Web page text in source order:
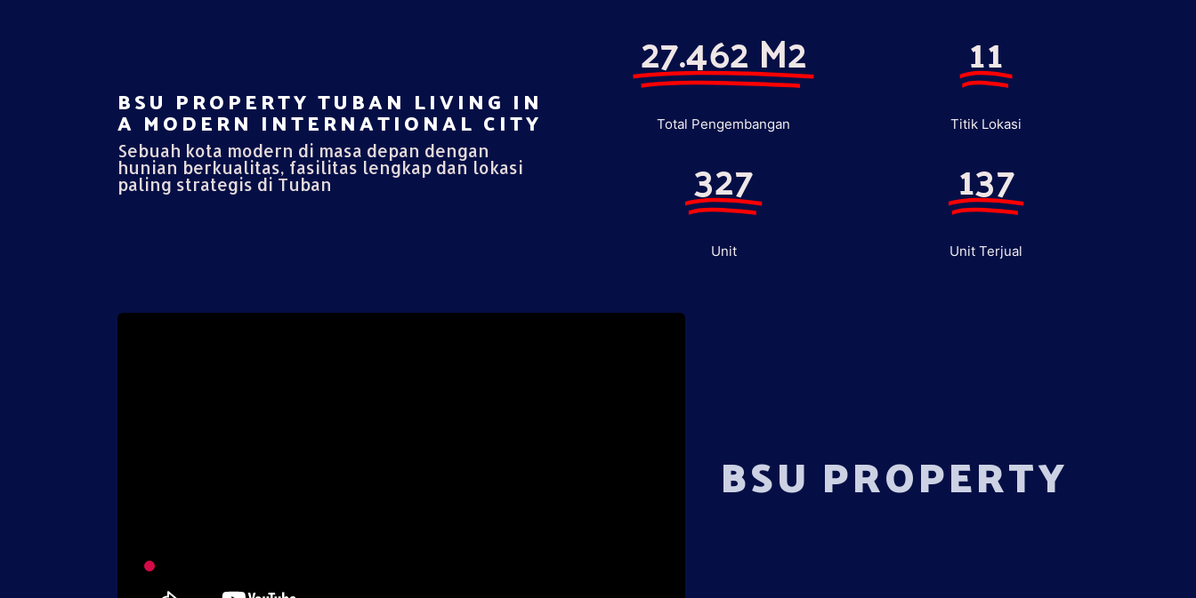
BSU PROPERTY TUBAN LIVING IN
A MODERN INTERNATIONAL CITY​
Sebuah kota modern di masa depan dengan
hunian berkualitas, fasilitas lengkap dan lokasi
paling strategis di Tuban
27.462 M2
Total Pengembangan
327
Unit
11
Titik Lokasi
137
Unit Terjual
BSU PROPERTY